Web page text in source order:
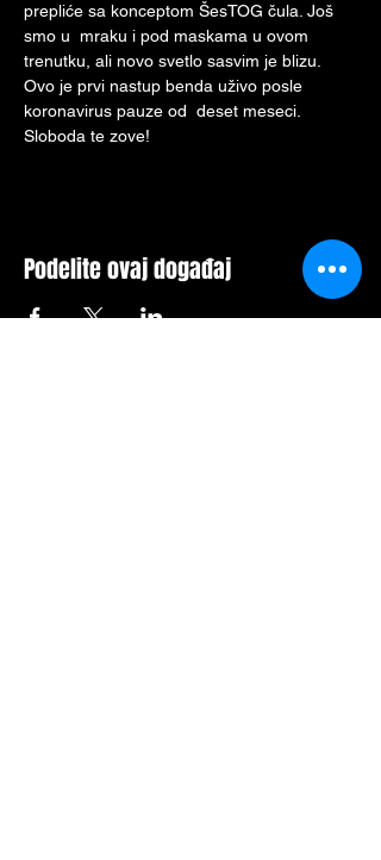
prepliće sa konceptom ŠesTOG čula. Još
smo u  mraku i pod maskama u ovom
trenutku, ali novo svetlo sasvim je blizu.
Ovo je prvi nastup benda uživo posle
koronavirus pauze od  deset meseci.
Sloboda te zove!
Podelite ovaj događaj